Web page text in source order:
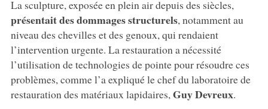
La sculpture, exposée en plein air depuis des siècles,
présentait des dommages structurels, notamment au
niveau des chevilles et des genoux, qui rendaient
l’intervention urgente. La restauration a nécessité
l’utilisation de technologies de pointe pour résoudre ces
problèmes, comme l’a expliqué le chef du laboratoire de
restauration des matériaux lapidaires, Guy Devreux.